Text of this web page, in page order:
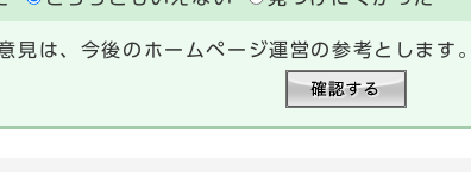
見は、今後のホームページ運営の参考とします。